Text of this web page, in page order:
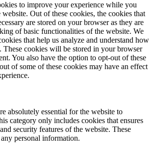
to improve your experience while you
Out of these cookies, the cookies that
are stored on your browser as they are
of basic functionalities of the website. We
that help us analyze and understand how
These cookies will be stored in your browser
You also have the option to opt-out of these
of some of these cookies may have an effect
absolutely essential for the website to
category only includes cookies that ensures
security features of the website. These
personal information.